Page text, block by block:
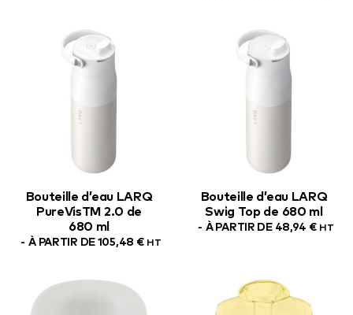
Bouteille d’eau LARQ
PureVisTM 2.0 de
680 ml
À PARTIR DE105,48 € HT
Bouteille d’eau LARQ
Swig Top de 680 ml
À PARTIR DE 48,94 € HT